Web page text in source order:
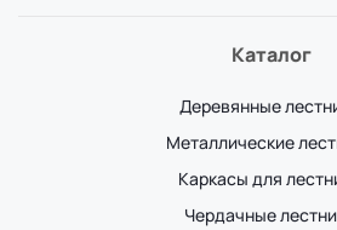
Каталог
Деревянные
Металлические
Каркасы для
Чердачные